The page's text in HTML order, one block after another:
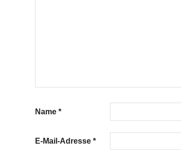
Name *
E-Mail-Adresse *